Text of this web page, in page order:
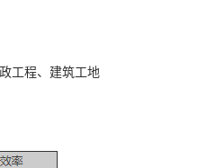
工程、建筑工地